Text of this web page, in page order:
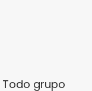
Todo grupo